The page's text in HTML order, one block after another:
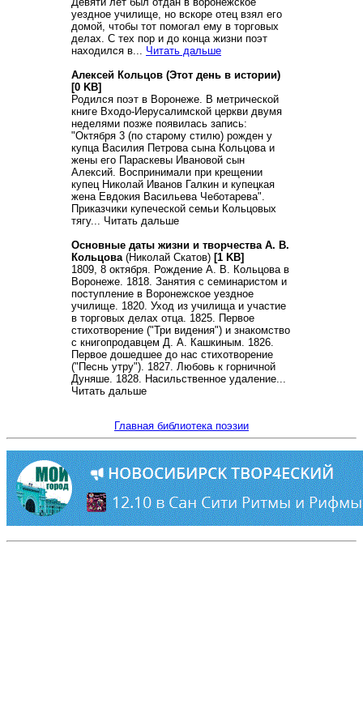
уездное училище, но вскоре отец взял его
домой, чтобы тот помогал ему в торговых
делах. С тех пор и до конца жизни поэт
находился в... Читать дальше
Алексей Кольцов (Этот день в истории)
[0 KB]
Родился поэт в Воронеже. В метрической
книге Входо-Иерусалимской церкви двумя
неделями позже появилась запись:
"Октября 3 (по старому стилю) рожден у
купца Василия Петрова сына Кольцова и
жены его Параскевы Ивановой сын
Алексий. Воспринимали при крещении
купец Николай Иванов Галкин и купецкая
жена Евдокия Васильева Чеботарева".
Приказчики купеческой семьи Кольцовых
тягу... Читать дальше
Основные даты жизни и творчества А. В.
Кольцова (Николай Скатов) [1 KB]
1809, 8 октября. Рождение А. В. Кольцова в
Воронеже. 1818. Занятия с семинаристом и
поступление в Воронежское уездное
училище. 1820. Уход из училища и участие
в торговых делах отца. 1825. Первое
стихотворение ("Три видения") и знакомство
с книгопродавцем Д. А. Кашкиным. 1826.
Первое дошедшее до нас стихотворение
("Песнь утру"). 1827. Любовь к горничной
Дуняше. 1828. Насильственное удаление...
Читать дальше
Главная библиотека поэзии